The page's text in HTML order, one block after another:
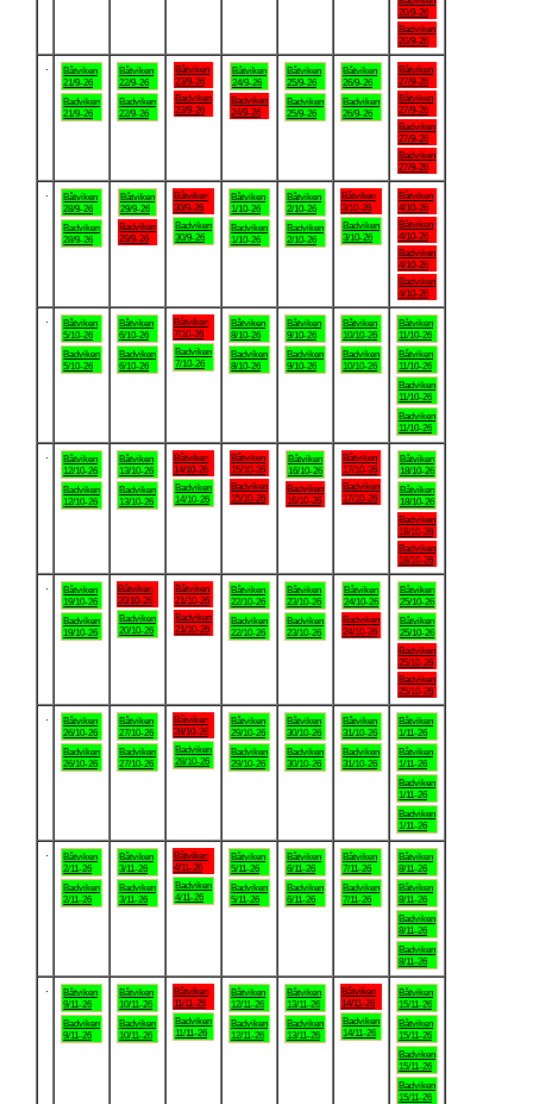
20/9-26
Badviken
20/9-26
Båtviken
21/9-26
Badviken
21/9-26
Båtviken
22/9-26
Badviken
22/9-26
Båtviken
23/9-26
Badviken
23/9-26
Båtviken
24/9-26
Badviken
24/9-26
Båtviken
25/9-26
Badviken
25/9-26
Båtviken
26/9-26
Badviken
26/9-26
Båtviken
27/9-26
Båtviken
27/9-26
Badviken
27/9-26
Badviken
27/9-26
Båtviken
28/9-26
Badviken
28/9-26
Båtviken
29/9-26
Badviken
29/9-26
Båtviken
30/9-26
Badviken
30/9-26
Båtviken
1/10-26
Badviken
1/10-26
Båtviken
2/10-26
Badviken
2/10-26
Båtviken
3/10-26
Badviken
3/10-26
Båtviken
4/10-26
Båtviken
4/10-26
Badviken
4/10-26
Badviken
4/10-26
Båtviken
5/10-26
Badviken
5/10-26
Båtviken
6/10-26
Badviken
6/10-26
Båtviken
7/10-26
Badviken
7/10-26
Båtviken
8/10-26
Badviken
8/10-26
Båtviken
9/10-26
Badviken
9/10-26
Båtviken
10/10-26
Badviken
10/10-26
Båtviken
11/10-26
Båtviken
11/10-26
Badviken
11/10-26
Badviken
11/10-26
Båtviken
12/10-26
Badviken
12/10-26
Båtviken
13/10-26
Badviken
13/10-26
Båtviken
14/10-26
Badviken
14/10-26
Båtviken
15/10-26
Badviken
15/10-26
Båtviken
16/10-26
Badviken
16/10-26
Båtviken
17/10-26
Badviken
17/10-26
Båtviken
18/10-26
Båtviken
18/10-26
Badviken
18/10-26
Badviken
18/10-26
Båtviken
19/10-26
Badviken
19/10-26
Båtviken
20/10-26
Badviken
20/10-26
Båtviken
21/10-26
Badviken
21/10-26
Båtviken
22/10-26
Badviken
22/10-26
Båtviken
23/10-26
Badviken
23/10-26
Båtviken
24/10-26
Badviken
24/10-26
Båtviken
25/10-26
Båtviken
25/10-26
Badviken
25/10-26
Badviken
25/10-26
Båtviken
26/10-26
Badviken
26/10-26
Båtviken
27/10-26
Badviken
27/10-26
Båtviken
28/10-26
Badviken
28/10-26
Båtviken
29/10-26
Badviken
29/10-26
Båtviken
30/10-26
Badviken
30/10-26
Båtviken
31/10-26
Badviken
31/10-26
Båtviken
1/11-26
Båtviken
1/11-26
Badviken
1/11-26
Badviken
1/11-26
Båtviken
2/11-26
Badviken
2/11-26
Båtviken
3/11-26
Badviken
3/11-26
Båtviken
4/11-26
Badviken
4/11-26
Båtviken
5/11-26
Badviken
5/11-26
Båtviken
6/11-26
Badviken
6/11-26
Båtviken
7/11-26
Badviken
7/11-26
Båtviken
8/11-26
Båtviken
8/11-26
Badviken
8/11-26
Badviken
8/11-26
Båtviken
9/11-26
Badviken
9/11-26
Båtviken
10/11-26
Badviken
10/11-26
Båtviken
11/11-26
Badviken
11/11-26
Båtviken
12/11-26
Badviken
12/11-26
Båtviken
13/11-26
Badviken
13/11-26
Båtviken
14/11-26
Badviken
14/11-26
Båtviken
15/11-26
Båtviken
15/11-26
Badviken
15/11-26
Badviken
15/11-26